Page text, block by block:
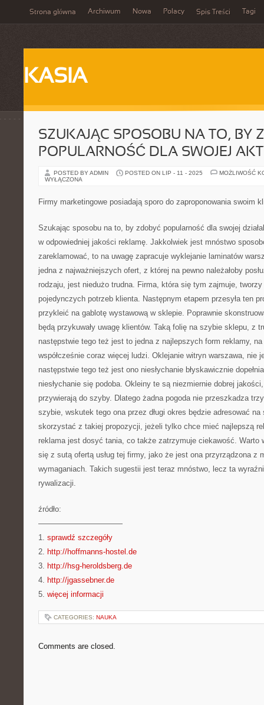
Strona główna Archiwum Nowa Polacy Spis Treści Tagi
KASIA
SZUKAJĄC SPOSOBU NA TO, BY
POPULARNOŚĆ DLA SWOJEJ
POSTED BY ADMIN POSTED ON LIP - 11 - 2025
MOŻLIWOŚĆ
WYŁĄCZONA
Firmy marketingowe posiadają sporo do zaproponowania swoim
Szukając sposobu na to, by zdobyć popularność dla swojej
w odpowiedniej jakości reklamę. Jakkolwiek jest mnóstwo
zareklamować, to na uwagę zapracuje wyklejanie laminatów
jedna z najważniejszych ofert, z której na pewno należałoby
rodzaju, jest niedużo trudna. Firma, która się tym zajmuje,
pojedynczych potrzeb klienta. Następnym etapem przesyła ten
przykleić na gablotę wystawową w sklepie. Poprawnie
będą przykuwały uwagę klientów. Taką folię na szybie sklepu, z
następstwie tego też jest to jedna z najlepszych form reklamy,
współcześnie coraz więcej ludzi. Oklejanie witryn warszawa, nie
następstwie tego też jest ono niesłychanie błyskawicznie
niesłychanie się podoba. Okleiny te są niezmiernie dobrej
przywierają do szyby. Dlatego żadna pogoda nie przeszkadza
szybie, wskutek tego ona przez długi okres będzie adresować
skorzystać z takiej propozycji, jeżeli tylko chce mieć najlepszą
reklama jest dosyć tania, co także zatrzymuje ciekawość. Warto
się z sutą ofertą usług tej firmy, jako że jest ona przyrządzona z
wymaganiach. Takich sugestii jest teraz mnóstwo, lecz ta
rywalizacji.
źródło:
———————————
1. sprawdź szczegóły
2. http://hoffmanns-hostel.de
3. http://hsg-heroldsberg.de
4. http://jgassebner.de
5. więcej informacji
CATEGORIES: NAUKA
Comments are closed.